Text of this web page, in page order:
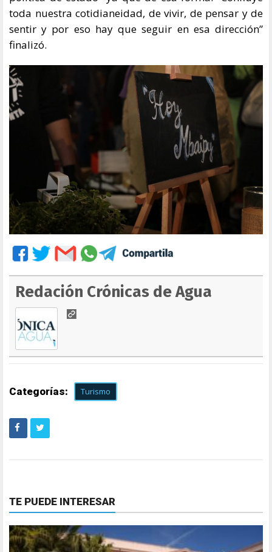
toda nuestra cotidianeidad, de vivir, de pensar y de
sentir y por eso hay que seguir en esa dirección”
finalizó.
Redación Crónicas de Agua
Categorías: Turismo
TE PUEDE INTERESAR